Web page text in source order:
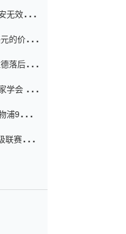
无效传球
的价格
落后6球
学会 安
9分 曼
赛的前